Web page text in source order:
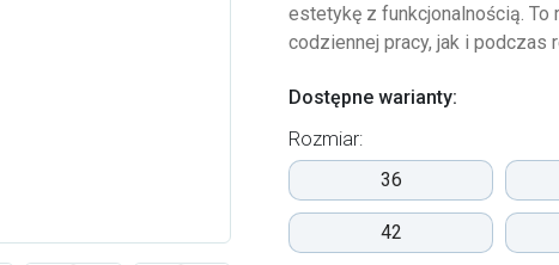
estetykę z funkcjonalnością.
codziennej pracy, jak i podczas
Dostępne warianty:
Rozmiar:
36
42